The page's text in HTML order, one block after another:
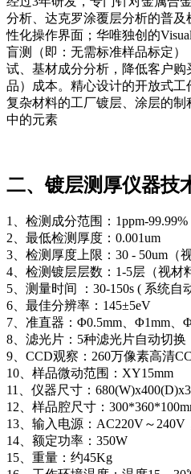
分析、达克罗涂覆层分析的普及
性化操作界面；华唯独创的
盲测（即：无需标准样品标定
试、基材成分分析，降低客户
品）成本。精心设计的开放式
复杂材料的工厂镀层、涂层的
中的元素
二、镀层测厚仪器技
1、检测成分范围：1ppm-99.99%
2、最低检测厚度：0.001um
3、检测厚度上限：30 - 50um（
4、检测镀层层数：1-5层（视材
5、测量时间 ：30-150s ( 系统自
6、最佳分辨率：145±5eV
7、准直器：Φ0.5mm、Φ1mm、
8、滤光片：5种滤光片自动切换
9、CCD观察：260万像素高清
10、样品微动范围：XY15mm
11、仪器尺寸：
12、样品腔尺寸：
13、输入电源：AC220V～240V
14、额定功率：350W
15、重量：约45Kg